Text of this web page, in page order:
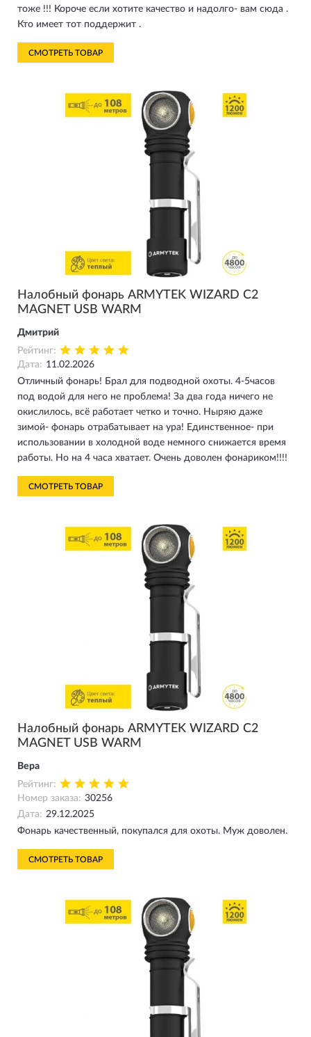
тоже !!! Короче если хотите качество и надолго- вам сюда .
Кто имеет тот поддержит .
СМОТРЕТЬ ТОВАР
Налобный фонарь ARMYTEK WIZARD C2
MAGNET USB WARM
Дмитрий
Рейтинг:
Дата: 11.02.2026
Отличный фонарь! Брал для подводной охоты. 4-5часов
под водой для него не проблема! За два года ничего не
окислилось, всё работает четко и точно. Ныряю даже
зимой- фонарь отрабатывает на ура! Единственное- при
использовании в холодной воде немного снижается время
работы. Но на 4 часа хватает. Очень доволен фонариком!!!!
СМОТРЕТЬ ТОВАР
Налобный фонарь ARMYTEK WIZARD C2
MAGNET USB WARM
Вера
Рейтинг:
Номер заказа: 30256
Дата: 29.12.2025
Фонарь качественный, покупался для охоты. Муж доволен.
СМОТРЕТЬ ТОВАР